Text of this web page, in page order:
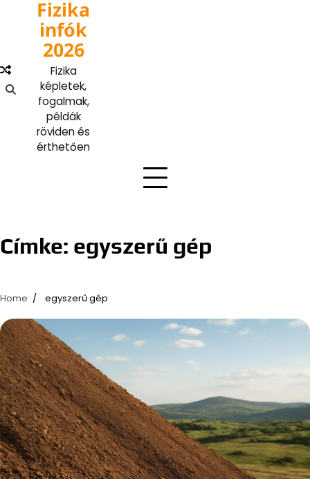
content
Fizika
infók
2026
Fizika
képletek,
fogalmak,
példák
röviden és
érthetően
Címke: egyszerű gép
Home egyszerű gép